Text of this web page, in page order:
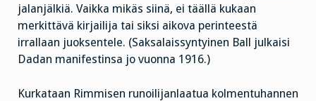
jalanjälkiä. Vaikka mikäs siinä, ei täällä kukaan
merkittävä kirjailija tai siksi aikova perinteestä
irrallaan juoksentele. (Saksalaissyntyinen Ball julkaisi
Dadan manifestinsa jo vuonna 1916.)
Kurkataan Rimmisen runoilijanlaatua kolmentuhannen